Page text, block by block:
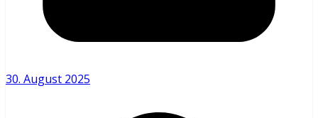
30. August 2025